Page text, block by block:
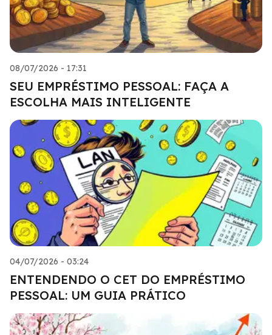
08/07/2026 - 17:31
SEU EMPRÉSTIMO PESSOAL: FAÇA A
ESCOLHA MAIS INTELIGENTE
04/07/2026 - 03:24
ENTENDENDO O CET DO EMPRÉSTIMO
PESSOAL: UM GUIA PRÁTICO